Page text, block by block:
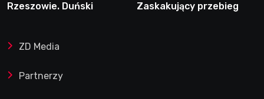
Rzeszowie. Duński
Zaskakujący przebieg
ZD Media
Partnerzy